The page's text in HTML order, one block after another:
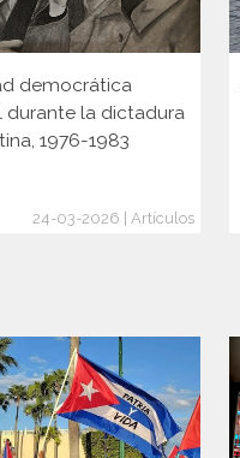
democrática
durante la dictadura
1976-1983
24-03-2026 | Artículos